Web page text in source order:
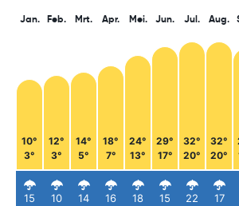
Jan.
10°
3°
15
Feb.
12°
3°
10
Mrt.
14°
5°
14
Apr.
18°
7°
16
Mei.
24°
13°
18
Jun.
29°
17°
15
Jul.
32°
20°
22
Aug.
32°
20°
17